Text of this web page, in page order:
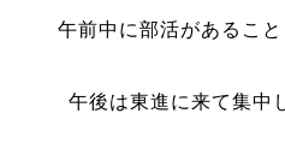
午前中に部活があること
午後は東進に来て集中